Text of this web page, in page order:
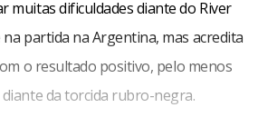
muitas dificuldades diante do River
partida na Argentina, mas acredita
o resultado positivo, pelo menos
diante da torcida rubro-negra.